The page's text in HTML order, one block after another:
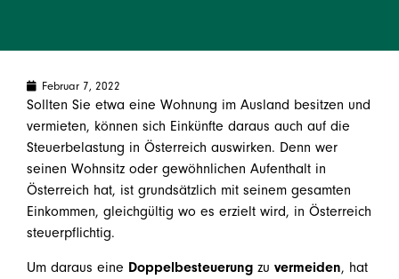
Februar 7, 2022
Sollten Sie etwa eine Wohnung im Ausland besitzen und
vermieten, können sich Einkünfte daraus auch auf die
Steuerbelastung in Österreich auswirken. Denn wer
seinen Wohnsitz oder gewöhnlichen Aufenthalt in
Österreich hat, ist grundsätzlich mit seinem gesamten
Einkommen, gleichgültig wo es erzielt wird, in Österreich
steuerpflichtig.
Um daraus eine Doppelbesteuerung zu vermeiden, hat